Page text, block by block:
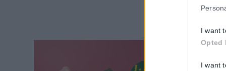
I want
Opted
I want